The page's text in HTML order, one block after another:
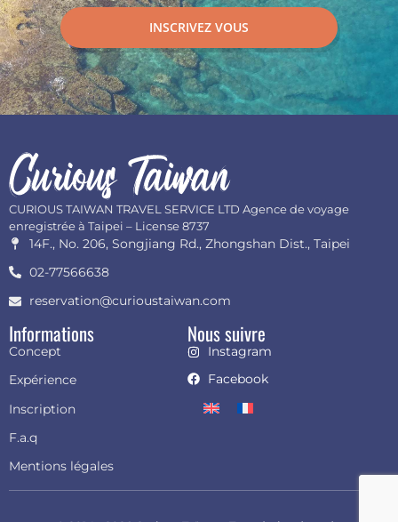
INSCRIVEZ VOUS
CURIOUS TAIWAN TRAVEL SERVICE LTD Agence de voyage
enregistrée à Taipei – License 8737
14F., No. 206, Songjiang Rd., Zhongshan Dist., Taipei
02-77566638
reservation@curioustaiwan.com
Informations
Concept
Expérience
Inscription
F.a.q
Mentions légales
Nous suivre
Instagram
Facebook